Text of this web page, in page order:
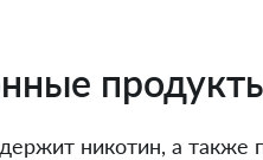
никотин, а также